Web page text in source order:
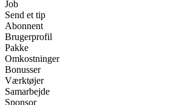
Job
Send et tip
Abonnent
Brugerprofil
Pakke
Omkostninger
Bonusser
Værktøjer
Samarbejde
Sponsor